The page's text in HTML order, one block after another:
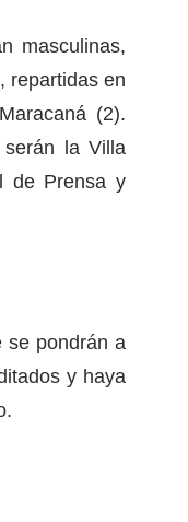
masculinas,
repartidas en
(2).
la Villa
de Prensa y
se pondrán a
y haya